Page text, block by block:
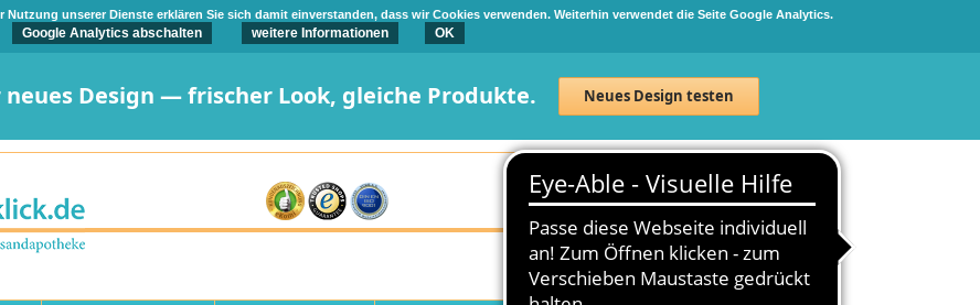
unserer Dienste erklären Sie sich damit einverstanden, dass wir Cookies verwenden. Weiterhin verwendet die Seite Google Analytics.
Google Analytics abschalten weitere Informationen OK
Design — frischer Look, gleiche Produkte. Neues Design testen
Neuanmeldung Anmelden
0 Artikel 0,00 €